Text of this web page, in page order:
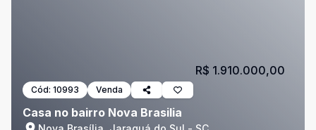
Cód: 10993 Venda
Casa no bairro Nova Brasilia
R$ 1.910.000,00